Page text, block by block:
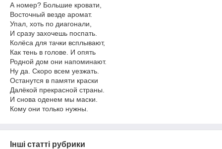
А номер? Большие кровати,
Восточный везде аромат.
Упал, хоть по диагонали,
И сразу захочешь поспать.
Колёса для тачки всплывают,
Как тень в голове. И опять
Родной дом они напоминают.
Ну да. Скоро всем уезжать.
Останутся в памяти краски
Далёкой прекрасной страны.
И снова оденем мы маски.
Кому они только нужны.
Інші статті рубрики